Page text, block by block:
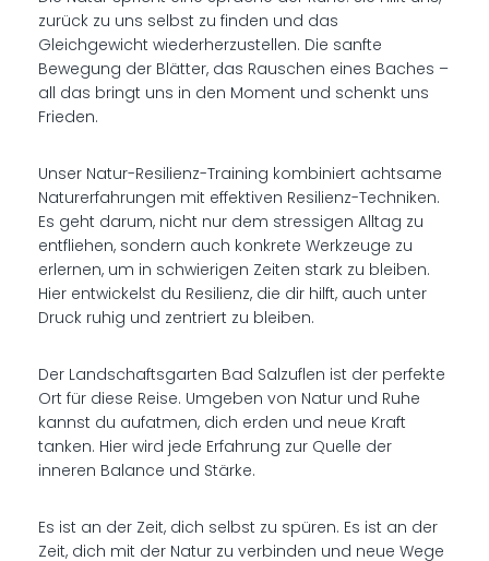
zurück zu uns selbst zu finden und das
Gleichgewicht wiederherzustellen. Die sanfte
Bewegung der Blätter, das Rauschen eines Baches –
all das bringt uns in den Moment und schenkt uns
Frieden.
Unser Natur-Resilienz-Training kombiniert achtsame
Naturerfahrungen mit effektiven Resilienz-Techniken.
Es geht darum, nicht nur dem stressigen Alltag zu
entfliehen, sondern auch konkrete Werkzeuge zu
erlernen, um in schwierigen Zeiten stark zu bleiben.
Hier entwickelst du Resilienz, die dir hilft, auch unter
Druck ruhig und zentriert zu bleiben.
Der Landschaftsgarten Bad Salzuflen ist der perfekte
Ort für diese Reise. Umgeben von Natur und Ruhe
kannst du aufatmen, dich erden und neue Kraft
tanken. Hier wird jede Erfahrung zur Quelle der
inneren Balance und Stärke.
Es ist an der Zeit, dich selbst zu spüren. Es ist an der
Zeit, dich mit der Natur zu verbinden und neue Wege